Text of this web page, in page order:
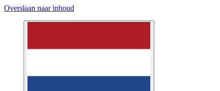
Overslaan naar inhoud